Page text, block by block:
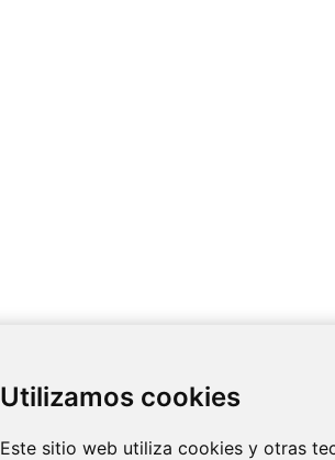
Utilizamos cookies
Este sitio web utiliza cookies y otras
SERVICIO AL CLIENTE
Envíos y devoluciones